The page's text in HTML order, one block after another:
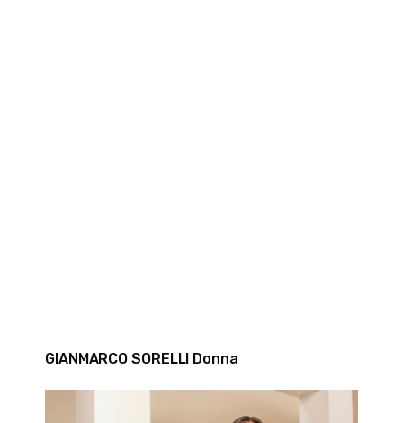
GIANMARCO SORELLI Donna